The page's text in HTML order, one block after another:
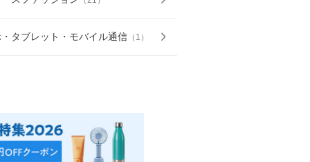
・タブレット・モバイル通信（ 1 ）